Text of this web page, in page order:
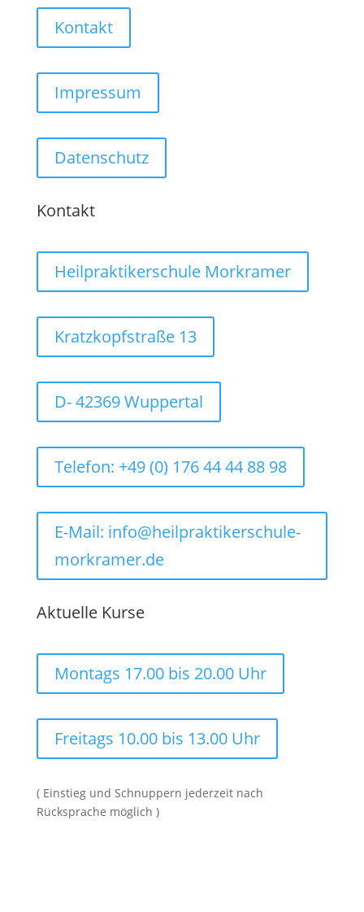
Kontakt
Impressum
Datenschutz
Kontakt
Heilpraktikerschule Morkramer
Kratzkopfstraße 13
D- 42369 Wuppertal
Telefon: +49 (0) 176 44 44 88 98
E-Mail: info@heilpraktikerschule-
morkramer.de
Aktuelle Kurse
Montags 17.00 bis 20.00 Uhr
Freitags 10.00 bis 13.00 Uhr
( Einstieg und Schnuppern jederzeit nach
Rücksprache möglich )